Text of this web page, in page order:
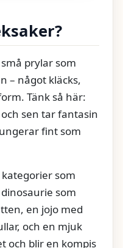
prylar som
– något kläcks,
Tänk så här:
sen tar fantasin
fint som
som
som
en jojo med
och en mjuk
och blir en kompis